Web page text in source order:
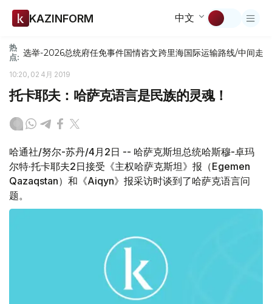
KAZINFORM 中文
热
点: 选举-2026总统府任免事件国情咨文跨里海国际运输路线/中间走廊
10:20, 02 4月 2019
托卡耶夫：哈萨克语言是民族的灵魂！
哈通社/努尔-苏丹/4月2日 -- 哈萨克斯坦总统哈斯穆-卓玛
尔特·托卡耶夫2日接受《主权哈萨克斯坦》报（Egemen
Qazaqstan）和《Aiqyn》报采访时谈到了哈萨克语言问
题。